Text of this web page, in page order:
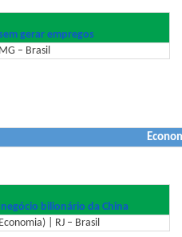
gerar empregos
– Brasil
bilionário da China
| RJ – Brasil